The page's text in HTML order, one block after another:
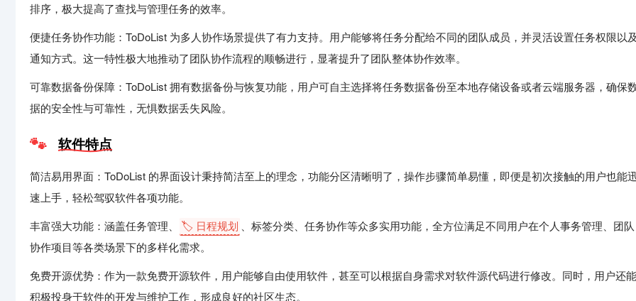
排序，极大提高了查找与管理任务的效率。
便捷任务协作功能：ToDoList 为多人协作场景提供了有力支持。用户能够将任务分配给不同的团队成员，并灵活设置任务权限以及
通知方式。这一特性极大地推动了团队协作流程的顺畅进行，显著提升了团队整体协作效率。
可靠数据备份保障：ToDoList 拥有数据备份与恢复功能，用户可自主选择将任务数据备份至本地存储设备或者云端服务器，确保
据的安全性与可靠性，无惧数据丢失风险。
软件特点
简洁易用界面：ToDoList 的界面设计秉持简洁至上的理念，功能分区清晰明了，操作步骤简单易懂，即便是初次接触的用户也能
速上手，轻松驾驭软件各项功能。
丰富强大功能：涵盖任务管理、
🏷️ 日程规划
、标签分类、任务协作等众多实用功能，全方位满足不同用户在个人事务管理、团队
协作项目等各类场景下的多样化需求。
免费开源优势：作为一款免费开源软件，用户能够自由使用软件，甚至可以根据自身需求对软件源代码进行修改。同时，用户还能
积极投身于软件的开发与维护工作，形成良好的社区生态。